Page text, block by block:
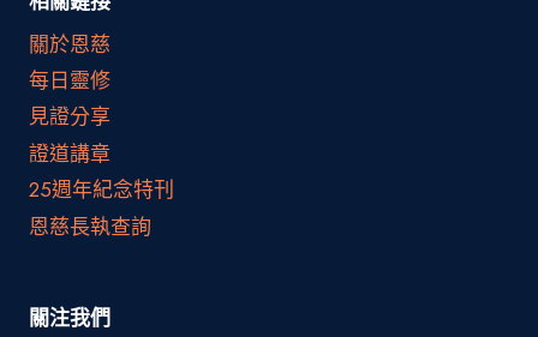
關於恩慈
每日靈修
見證分享
證道講章
25週年紀念特刊
恩慈長執查詢
關注我們